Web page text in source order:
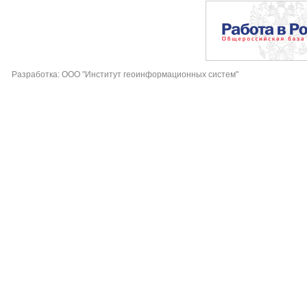
Разработка: ООО "Институт геоинформационных систем"